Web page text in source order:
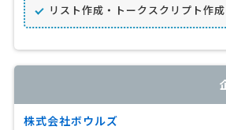
リスト作成・トークスクリプト作
株式会社ボウルズ